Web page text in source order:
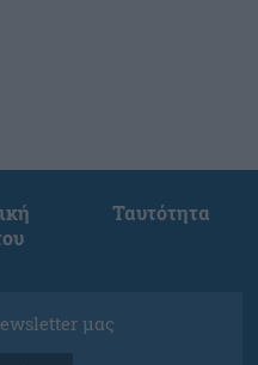
Ταυτότητα
μας